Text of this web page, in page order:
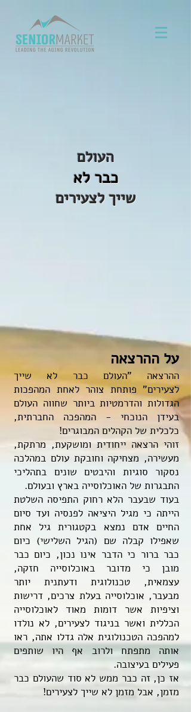
העולם
כבר לא
שייך לצעירים
על ההרצאה
ההרצאה "העולם כבר לא שייך
לצעירים" פותחת צוהר לאחת המהפכות
הגדולות והדרמטיות ביותר שחווה העולם
בעידן הנוכחי - המהפכה החברתית,
כלכלית של הקהלים המבוגרים!
זוהי הרצאה ייחודית ומושקעת, מרתקת,
מעשירה, מצחיקה וחובקת עולם במהלכה
נסקור סוגיות והיבטים שונים בתהליכי
התבגרות של האוכלוסייה בארץ ובעולם.
בעוד שבעבר הלא רחוק התפיסה השלטת
הייתה כי מגיל היציאה לפנסיה ועד סיום
החיים אדם נמצא בקטגורית גיל אחת
שאפילו קבלה שם (הגיל השלישי) כיום
כבר ברור כי הדבר אינו נכון, כיום כבר
מובן כי מדובר באוכלוסייה חזקה,
עצמאית, טכנולוגית ודעתנית יותר
מבעבר, אוכלוסייה בעלת צרכים, דרישות
וציפיות אשר דומות מאוד לאוכלוסייה
הכללית ואשר בניגוד לצעירים, לא נולדו
למהפכה הטכנולוגית אלה גדלו אתה, ראו
אותה מתפתח ולרוב אף היו שותפים
פעילים בעיצובה.
אז כן, זה כבר ממש לא סוד שהעולם כבר
מזמן, אבל מזמן לא שייך לצעירים!